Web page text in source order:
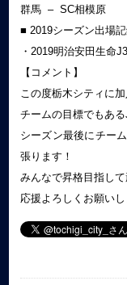
群馬 – SC相模原
■ 2019シーズン出場
・2019明治安田生命
【コメント】
この度栃木シティに
チームの目標でもあ
シーズン最後にチー
張ります！
みんなで昇格目指して
応援よろしくお願いし